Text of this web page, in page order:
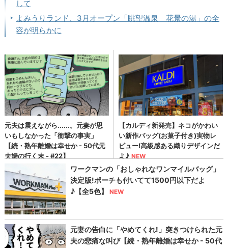
して
よみうりランド、3月オープン「眺望温泉 花景の湯」の全
容が明らかに